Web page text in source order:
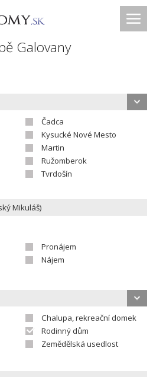
Galovany
Čadca
Kysucké Nové Mesto
Martin
Ružomberok
Tvrdošín
Pronájem
Nájem
Chalupa, rekreační domek
Rodinný dům
Zemědělská usedlost